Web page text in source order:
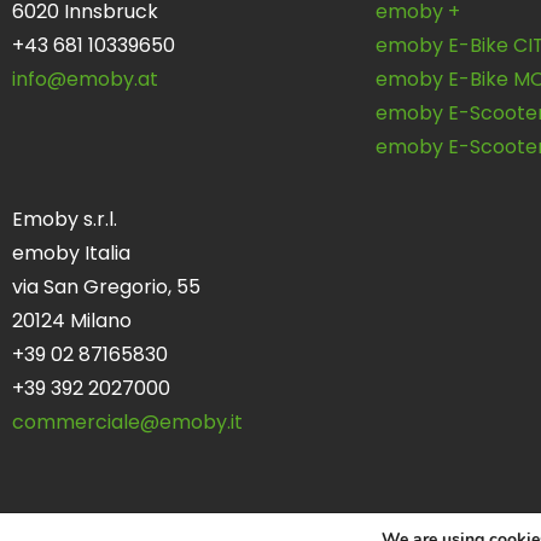
6020 Innsbruck
+43 681 10339650
info@emoby.at
Emoby s.r.l.
emoby Italia
via San Gregorio, 55
20124 Milano
+39 02 87165830
+39 392 2027000
commerciale@emoby.it
emoby +
emoby E-Bike
emoby E-Bike
emoby E-
emoby E-